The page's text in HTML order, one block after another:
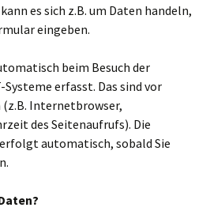
es sich z.B. um Daten handeln,
eingeben.
beim Besuch der
erfasst. Das sind vor
Internetbrowser,
des Seitenaufrufs). Die
automatisch, sobald Sie